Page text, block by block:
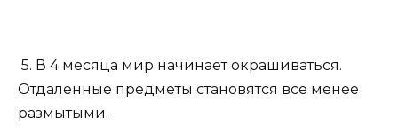
5. В 4 месяца мир начинает окрашиваться.
Отдаленные предметы становятся все менее
размытыми.